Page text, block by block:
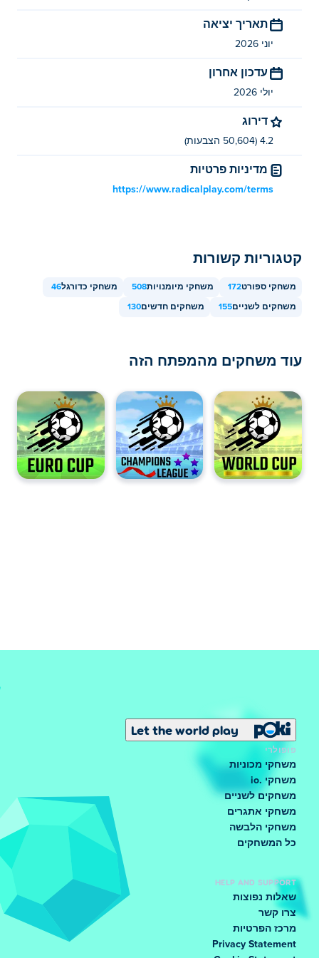
איך אני יכול לשחק כדורגל 5 בחינם?
ניתן לשחק ב-Soccer 5 במחשב ובמכשירים ניידים כמו
תאריך יציאה
יוני 2026
עדכון אחרון
יולי 2026
דירוג
4.2 (50,604 הצבעות)
מדיניות פרטיות
https://www.radicalplay.com/terms
קטגוריות קשורות
משחקי ספורט172 משחקי מיומנויות508 משחקי כדורגל46
משחקים לשניים155 משחקים חדשים130
עוד משחקים מהמפתח הזה
Let the world play
פופולרי
משחקי מכוניות
משחקי .io
משחקים לשניים
משחקי אתגרים
משחקי הלבשה
כל המשחקים
HELP AND SUPPORT
שאלות נפוצות
צרו קשר
מרכז הפרטיות
Privacy Statement